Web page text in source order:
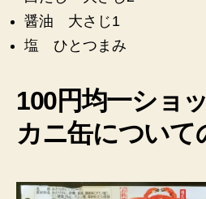
醤油 大さじ1
塩 ひとつまみ
100円均一ショ
カニ缶について